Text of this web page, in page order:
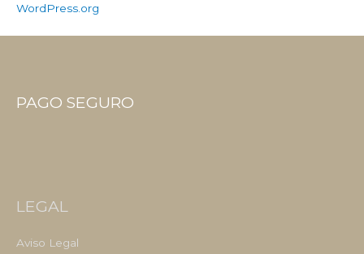
WordPress.org
PAGO SEGURO
LEGAL
Aviso Legal